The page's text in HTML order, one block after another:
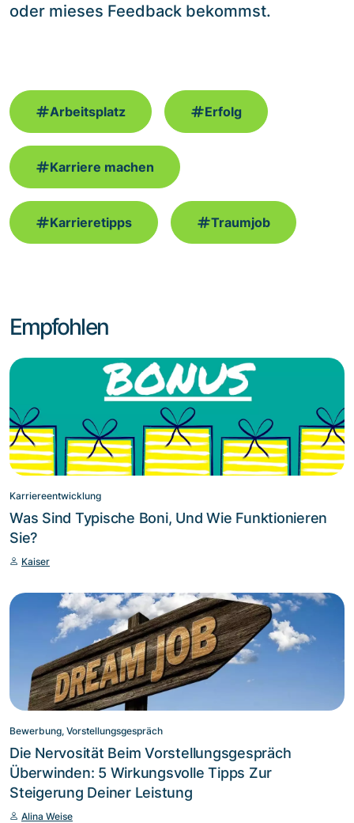
oder mieses Feedback bekommst.
Arbeitsplatz Erfolg
Karriere machen
Karrieretipps Traumjob
Empfohlen
Karriereentwicklung
Was Sind Typische Boni, Und Wie Funktionieren
Sie?
Kaiser
Bewerbung, Vorstellungsgespräch
Die Nervosität Beim Vorstellungsgespräch
Überwinden: 5 Wirkungsvolle Tipps Zur
Steigerung Deiner Leistung
Alina Weise